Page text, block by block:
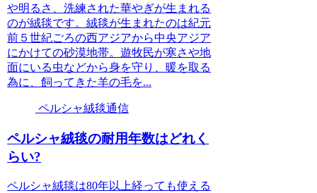
や明るさ、洗練された華やぎが生まれる
のが絨毯です。絨毯が生まれたのは紀元
前５世紀ごろの西アジアから中央アジア
にかけての砂漠地帯。遊牧民が寒さや地
面にいる虫などから身を守り、暖を取る
為に、飼ってきた羊の毛を...
ペルシャ絨毯通信
ペルシャ絨毯の耐用年数はどれく
らい?
ペルシャ絨毯は80年以上経っても使える